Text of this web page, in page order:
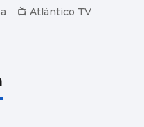
📺 Atlántico TV